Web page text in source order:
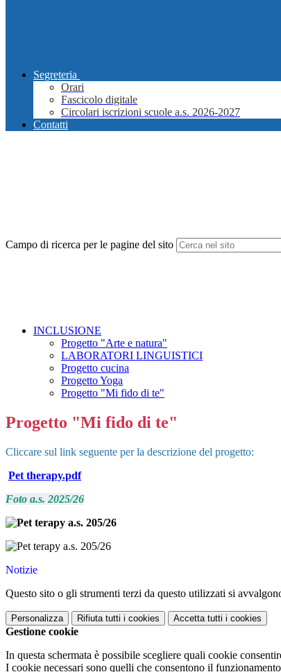
Segreteria
Orari
Fascicolo digitale
Circolari iscrizioni scuole a.s. 2026-2027
Contatti
Campo di ricerca per le pagine del sito
INCLUSIONE
Progetto "Arte e natura"
LABORATORI LINGUISTICI
Progetto cucina
Progetto Yoga
Progetto "Mi fido di te"
Progetto "Mi fido di te"
Cliccare sul link seguente per la descrizione del progetto:
Pet therapy.pdf
Foto a.s. 2025/26
Notizie
Questo sito o gli strumenti terzi da questo utilizzati si
Personalizza Rifiuta tutti i cookies Accetta tutti i cookies
Gestione cookie
In questa schermata è possibile scegliere quali cookie
I cookie necessari sono quelli che consentono il